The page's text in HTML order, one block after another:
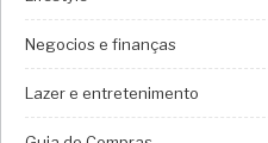
Negocios e finanças
Lazer e entretenimento